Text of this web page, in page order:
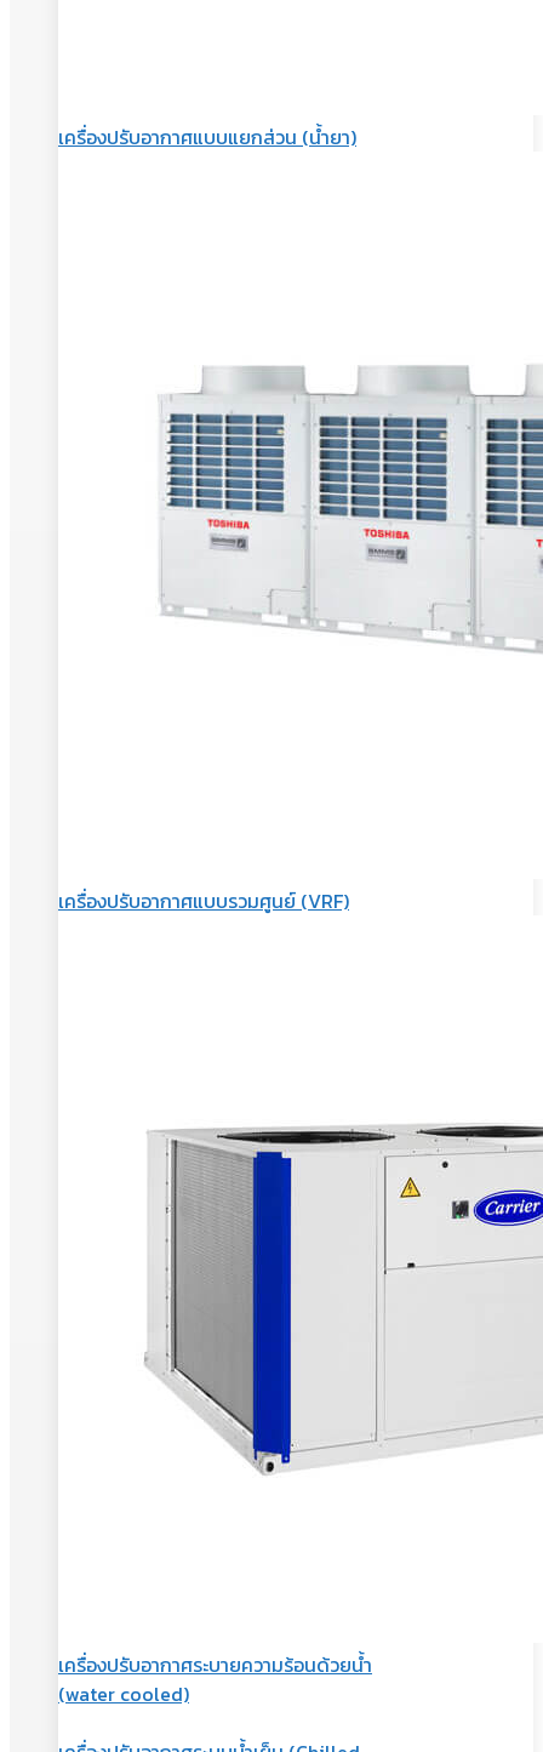
เครื่องปรับอากาศแบบแยกส่วน (น้ำยา)
เครื่องปรับอากาศแบบรวมศูนย์ (VRF)
เครื่องปรับอากาศระบายความร้อนด้วยน้ำ
(water cooled)